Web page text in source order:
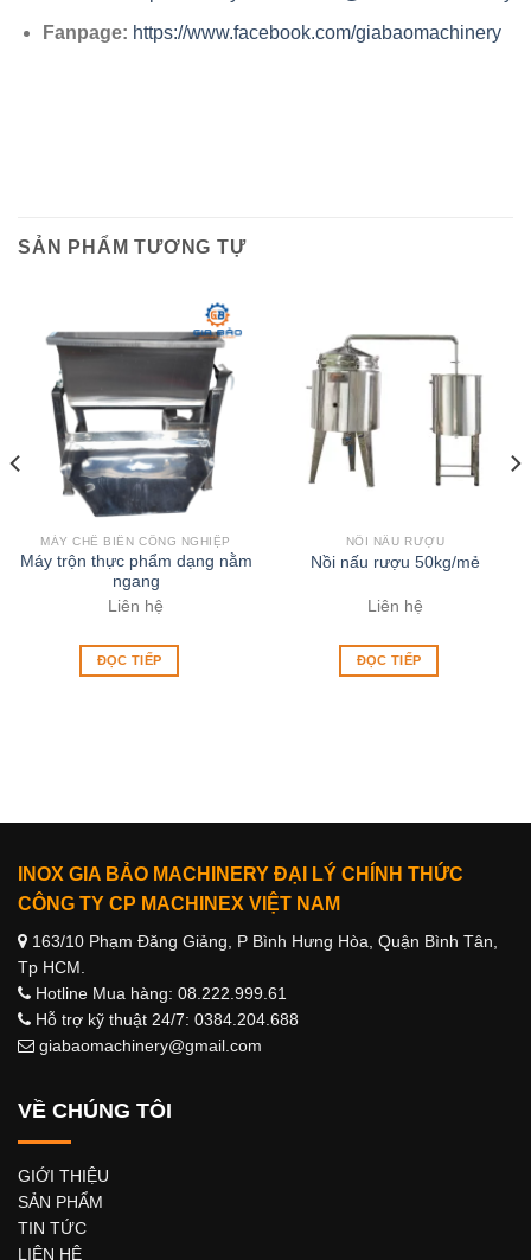
Fanpage: https://www.facebook.com/giabaomachinery
SẢN PHẨM TƯƠNG TỰ
MÁY CHẾ BIẾN CÔNG NGHIỆP
Máy trộn thực phẩm dạng nằm
ngang
Liên hệ
ĐỌC TIẾP
NỒI NẤU RƯỢU
Nồi nấu rượu 50kg/mẻ
Liên hệ
ĐỌC TIẾP
INOX GIA BẢO MACHINERY ĐẠI LÝ CHÍNH THỨC
CÔNG TY CP MACHINEX VIỆT NAM
163/10 Phạm Đăng Giảng, P Bình Hưng Hòa, Quận Bình Tân,
Tp HCM.
Hotline Mua hàng: 08.222.999.61
Hỗ trợ kỹ thuật 24/7: 0384.204.688
giabaomachinery@gmail.com
VỀ CHÚNG TÔI
GIỚI THIỆU
SẢN PHẨM
TIN TỨC
LIÊN HỆ